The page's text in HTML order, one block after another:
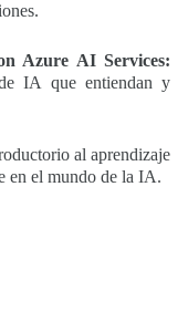
Azure AI Services:
IA que entiendan y
al aprendizaje
en el mundo de la IA.